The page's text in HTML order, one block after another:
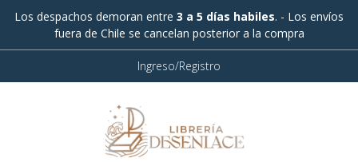
Los despachos demoran entre 3 a 5 días habiles. - Los envíos
fuera de Chile se cancelan posterior a la compra
Ingreso/Registro